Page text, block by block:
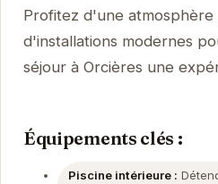
Profitez d'une atmosphère
d'installations modernes
séjour à Orcières une
Équipements clés :
Piscine intérieure :